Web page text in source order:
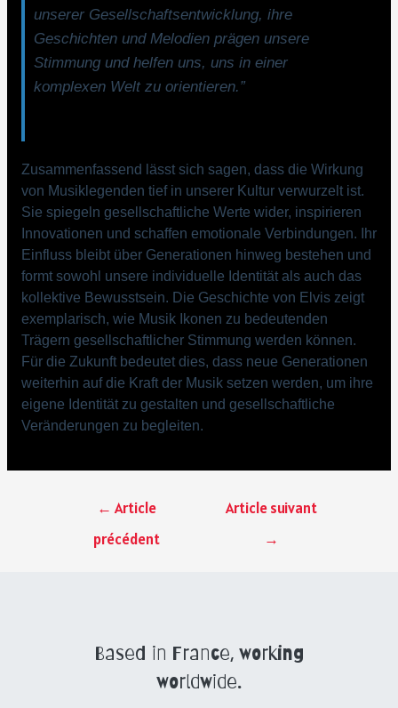
unserer Gesellschaftsentwicklung, ihre
Geschichten und Melodien prägen unsere
Stimmung und helfen uns, uns in einer
komplexen Welt zu orientieren.”
Zusammenfassend lässt sich sagen, dass die Wirkung
von Musiklegenden tief in unserer Kultur verwurzelt ist.
Sie spiegeln gesellschaftliche Werte wider, inspirieren
Innovationen und schaffen emotionale Verbindungen. Ihr
Einfluss bleibt über Generationen hinweg bestehen und
formt sowohl unsere individuelle Identität als auch das
kollektive Bewusstsein. Die Geschichte von Elvis zeigt
exemplarisch, wie Musik Ikonen zu bedeutenden
Trägern gesellschaftlicher Stimmung werden können.
Für die Zukunft bedeutet dies, dass neue Generationen
weiterhin auf die Kraft der Musik setzen werden, um ihre
eigene Identität zu gestalten und gesellschaftliche
Veränderungen zu begleiten.
← Article
précédent
Article suivant
→
Based in France, working
worldwide.